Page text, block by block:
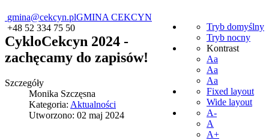
gmina@cekcyn.pl
+48 52 334 75 50
Tryb domyślny
Tryb nocny
Kontrast
Aa
Aa
Aa
Fixed layout
Wide layout
A-
A
A+
GMINA CEKCYN
CykloCekcyn 2024 -
zachęcamy do zapisów!
Szczegóły
Monika Szczęsna
Kategoria: Aktualności
Utworzono: 02 maj 2024